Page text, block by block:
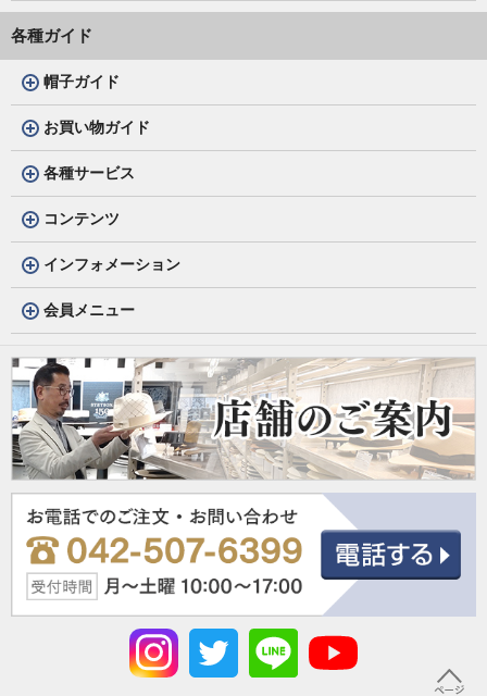
各種ガイド
帽子ガイド
お買い物ガイド
各種サービス
コンテンツ
インフォメーション
会員メニュー